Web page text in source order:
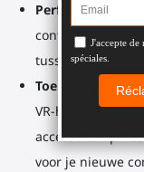
Perfecte tracking
tussen je
VR-headset
accessoire
voor je nieuwe